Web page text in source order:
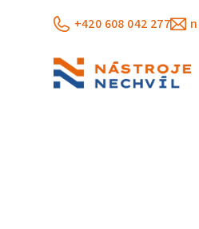
+420 608 042 277